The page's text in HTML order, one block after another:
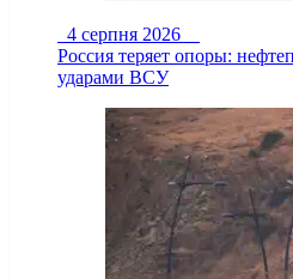
4 серпня 2026
Россия теряет опоры:
ударами ВСУ